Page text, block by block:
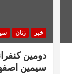
خبر زنان
دومین
سیمین